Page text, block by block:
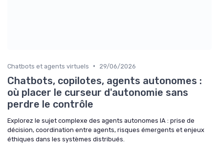
Chatbots et agents virtuels • 29/06/2026
Chatbots, copilotes, agents autonomes :
où placer le curseur d'autonomie sans
perdre le contrôle
Explorez le sujet complexe des agents autonomes IA : prise de
décision, coordination entre agents, risques émergents et enjeux
éthiques dans les systèmes distribués.